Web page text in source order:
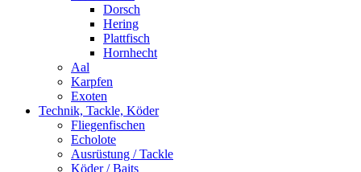
Dorsch
Hering
Plattfisch
Hornhecht
Aal
Karpfen
Exoten
Technik, Tackle, Köder
Fliegenfischen
Echolote
Ausrüstung / Tackle
Köder / Baits